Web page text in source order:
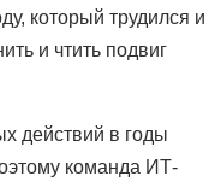
который трудился и
и чтить подвиг
действий в годы
команда ИТ-